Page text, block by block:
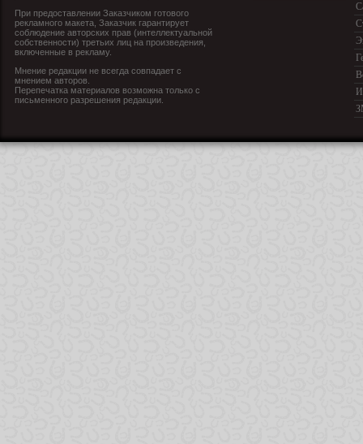
При предоставлении Заказчиком готового
рекламного макета, Заказчик гарантирует
соблюдение авторских прав (интеллектуальной
собственности) третьих лиц на произведения,
включенные в рекламу.
Мнение редакции не всегда совпадает с
мнением авторов.
Перепечатка материалов возможна только с
письменного разрешения редакции.